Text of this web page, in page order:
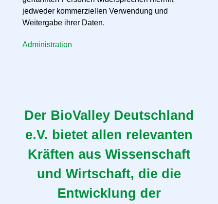
jedweder kommerziellen Verwendung und
Weitergabe ihrer Daten.
Administration
Der BioValley Deutschland
e.V. bietet allen relevanten
Kräften aus Wissenschaft
und Wirtschaft, die die
Entwicklung der